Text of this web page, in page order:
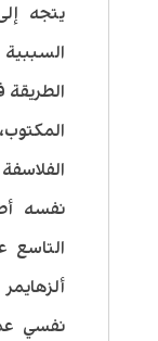
يتجه
الطريقة
نفسه
التاسع
نفسي